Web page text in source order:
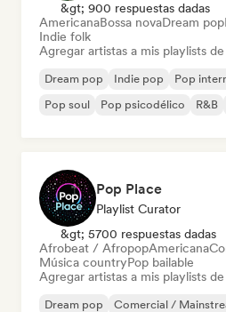
&gt; 900 respuestas dadas
AmericanaBossa novaDream pop
Indie folk
Agregar artistas a mis playlists
Dream pop Indie pop Pop
Pop soul
Pop psicodélico R&B
Pop Place
Playlist Curator
&gt; 5700 respuestas dadas
Afrobeat / AfropopAmericana
Música countryPop bailable
Agregar artistas a mis playlists
Dream pop Comercial /